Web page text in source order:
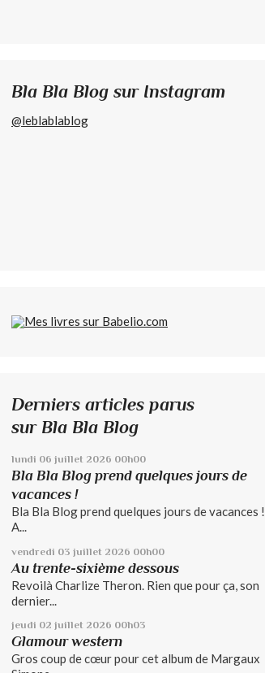
Bla Bla Blog sur Instagram
@leblablablog
Derniers articles parus
sur Bla Bla Blog
lundi 06 juillet 2026 00h00
Bla Bla Blog prend quelques jours de
vacances !
Bla Bla Blog prend quelques jours de vacances !
A...
vendredi 03 juillet 2026 00h00
Au trente-sixième dessous
Revoilà Charlize Theron. Rien que pour ça, son
dernier...
jeudi 02 juillet 2026 00h03
Glamour western
Gros coup de cœur pour cet album de Margaux